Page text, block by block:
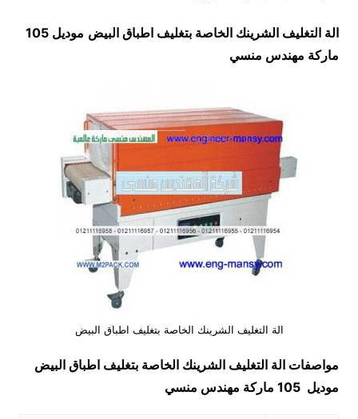
الة التغليف الشرينك الخاصة بتغليف اطباق البيض
موديل 105
ماركة مهندس منسي
الة التغليف الشرينك الخاصة بتغليف اطباق البيض
مواصفات الة التغليف الشرينك الخاصة بتغليف اطباق البيض
موديل 105 ماركة مهندس
منسي